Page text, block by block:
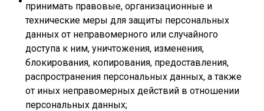
принимать правовые, организационные и
технические меры для защиты персональных
данных от неправомерного или случайного
доступа к ним, уничтожения, изменения,
блокирования, копирования, предоставления,
распространения персональных данных, а также
от иных неправомерных действий в отношении
персональных данных;